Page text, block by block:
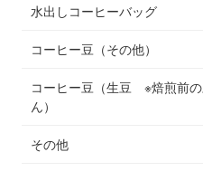
水出しコーヒーバッグ
コーヒー豆（その他）
コーヒー豆（生豆 ※焙煎前
ん）
その他